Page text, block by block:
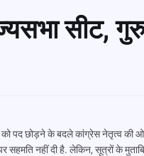
सीट,
को पद छोड़ने के बदले कांग्रेस नेतृत्व की
सहमति नहीं दी है. लेकिन, सूत्रों के